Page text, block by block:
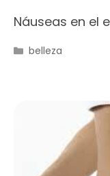
Náuseas en el
Categorías
belleza